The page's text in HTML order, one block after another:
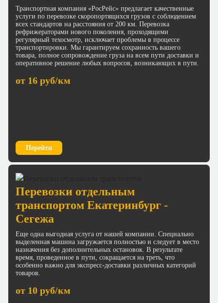
Транспортная компания «РосРейс» предлагает качественные
услуги по перевозке скоропортящихся грузов с соблюдением
всех стандартов на расстояния от 200 км. Перевозка
рефрижераторами нового поколения, проходящими
регулярный техосмотр, исключает проблемы в процессе
транспортировки. Мы гарантируем сохранность вашего
товара, полное сопровождение груза на всем пути доставки и
оперативное решение любых вопросов, возникающих в пути.
от 16 руб/км
Перейти
Перевозки отдельным
транспортом Екатеринбург -
Сегежа
Еще одна выгодная услуга от нашей компании. Специально
выделенная машина загружается полностью и следует в место
назначения без дополнительных остановок. В результате
время, проведенное в пути, сокращается на треть, что
особенно важно для экспресс-доставки различных категорий
товаров.
от 10 руб/км